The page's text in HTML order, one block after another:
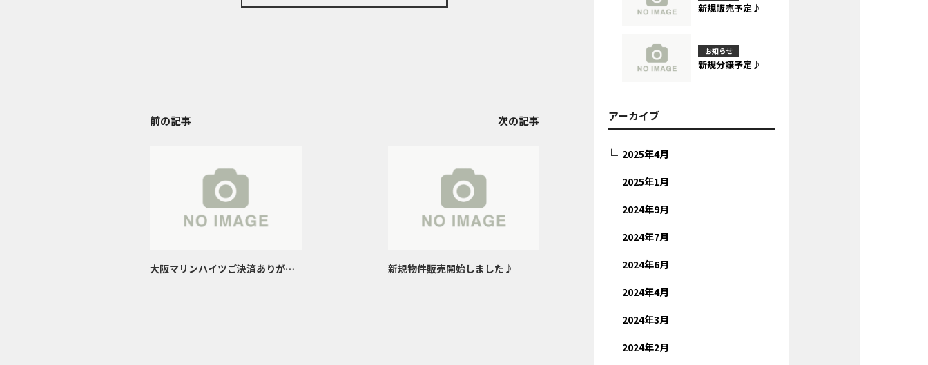
前の記事
大阪マリンハイツご決済ありがと
次の記事
新規物件販売開始しました♪
新規販売予定♪
お知らせ
新規分譲予定♪
アーカイブ
2025年4月
2025年1月
2024年9月
2024年7月
2024年6月
2024年4月
2024年3月
2024年2月